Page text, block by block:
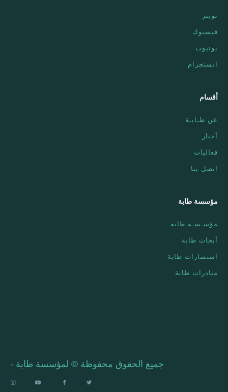
تويتر
فيسبوك
يوتيوب
انستجرام
أقسام
عن طـابـة
أخبار
فعاليات
اتصل بنا
مؤسسة طابة
مؤسـسـة طابة
أبحاث طابة
استشارات طابة
مبادرات طابة
جميع الحقوق محفوظة © لمؤسسة طابة -